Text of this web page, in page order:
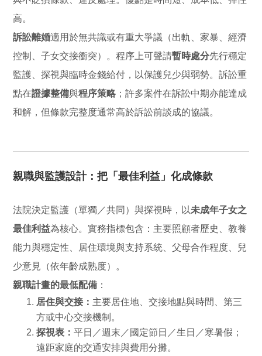
高。
訴訟離婚適用於無共識或有重大爭議（出軌、家暴、經濟
控制、子女交接衝突）。程序上可聲請暫時處分先行穩定
監護、探視與臨時金錢給付，以保護兒少與弱勢。訴訟重
點在證據整備與程序策略 ；許多案件在訴訟中期亦能達成
和解，但條款完整度通常高於訴訟前談成的協議。
親職與監護設計：把「最佳利益」化成條款
法院決定監護（單獨／共同）與探視時，以未成年子女之
最佳利益為核心。實務指標包含：主要照顧者歷史、教養
能力與穩定性、居住環境與支持系統、父母合作程度、兒
少意見（依年齡成熟度）。
親職計畫的最低配備 ：
居住與交接： 主要居住地、交接地點與時間、第三
方或中心交接機制。
探視表：平日／週末／國定節日／生日／寒暑假；
遠距家庭的交通安排與費用分攤。